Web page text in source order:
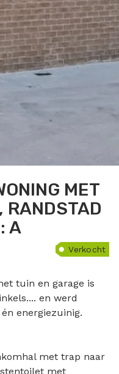
MET
RANDSTAD
A
Verkocht
tuin en garage is
en werd
energiezuinig.
met trap naar
met